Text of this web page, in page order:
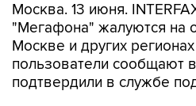
Москва. 13 июня.
"Мегафона" жалуются на
Москве и других
пользователи сообщают
подтвердили в службе